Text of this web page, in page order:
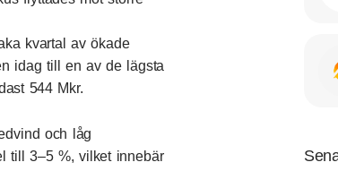
kvartal av ökade
idag till en av de lägsta
544 Mkr.
och låg
till 3–5 %, vilket innebär